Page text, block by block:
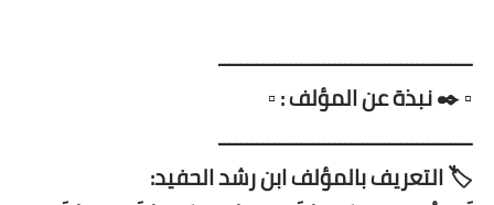
ــــــــــــــــــــــــــــــــــــــــــــــ
▫️ ✒️ نبذة عن المؤلف : ▫️
ــــــــــــــــــــــــــــــــــــــــــــــ
🏷️ التعريف بالمؤلف ابن رشد الحفيد: